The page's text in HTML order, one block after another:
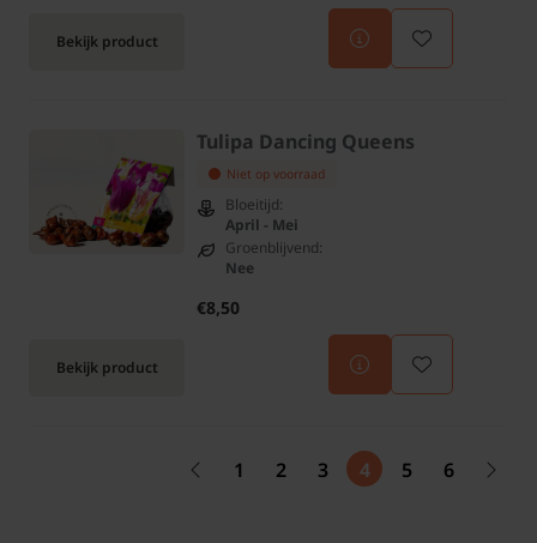
Bekijk product
Bekijk product
Tulipa Dancing Queens
Niet op voorraad
Bloeitijd:
April - Mei
Groenblijvend:
Nee
€8,50
1 2 3 4 5 6